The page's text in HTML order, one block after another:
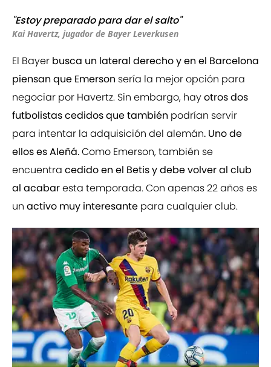
"Estoy preparado para dar el salto"
Kai Havertz, jugador de Bayer Leverkusen
El Bayer busca un lateral derecho y en el Barcelona
piensan que Emerson sería la mejor opción para
negociar por Havertz. Sin embargo, hayotros dos
futbolistas cedidos que también podrían servir
para intentar la adquisición del alemán. Uno de
ellos es Aleñá.Como Emerson, también se
encuentra cedido en el Betis y debe volver al club
al acabaresta temporada. Con apenas 22 años es
un activo muy interesante para cualquier club.